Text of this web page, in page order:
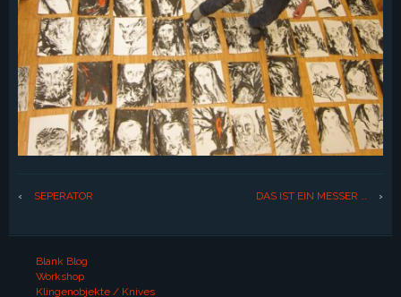
‹ SEPERATOR DAS IST EIN MESSER … ›
Blank Blog
Workshop
Klingenobjekte / Knives